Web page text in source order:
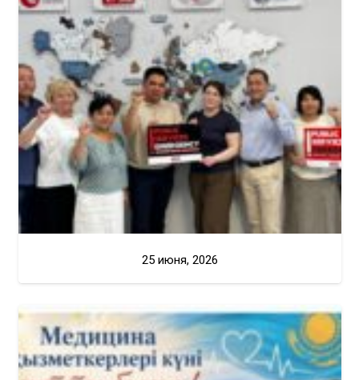
25 июня, 2026